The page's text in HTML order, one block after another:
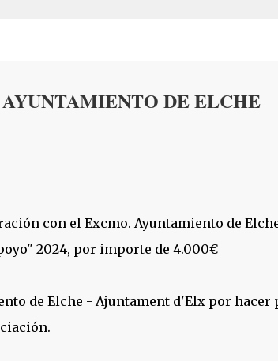
DE ELCHE
con el Excmo. Ayuntamiento de
2024, por importe de 4.000€
de Elche - Ajuntament d'Elx por hacer